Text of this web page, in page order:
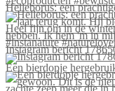
Helleborus: een
Instagram bericht
Een bierdopje